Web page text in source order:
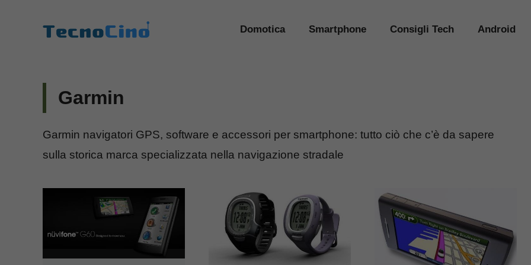
Domotica Smartphone Consigli Tech Android
Garmin
Garmin navigatori GPS, software e accessori per smartphone: tutto ciò che c’è da sapere
sulla storica marca specializzata nella navigazione stradale